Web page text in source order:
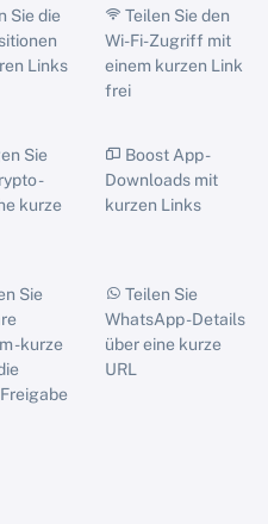
Sie die
Links
Teilen Sie den
Wi-Fi-Zugriff mit
einem kurzen Link
frei
Sie
-
kurze
Boost App -
Downloads mit
kurzen Links
Sie
-kurze
Teilen Sie
WhatsApp -Details
über eine kurze
URL